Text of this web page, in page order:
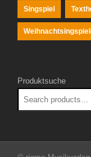
Singspiel
Produktsuche